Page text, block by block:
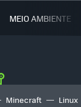
MEIO AMBIENTE
Minecraft Linux